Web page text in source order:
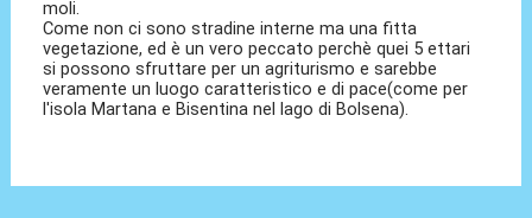
moli.
Come non ci sono stradine interne ma una fitta
vegetazione, ed è un vero peccato perchè quei 5 ettari
si possono sfruttare per un agriturismo e sarebbe
veramente un luogo caratteristico e di pace(come per
l'isola Martana e Bisentina nel lago di Bolsena).